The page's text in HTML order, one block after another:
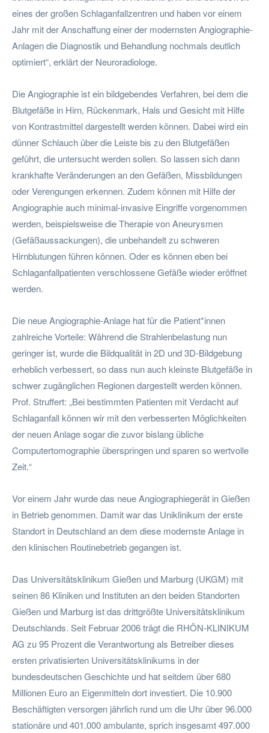
eines der großen Schlaganfallzentren und haben vor einem
Jahr mit der Anschaffung einer der modernsten Angiographie-
Anlagen die Diagnostik und Behandlung nochmals deutlich
optimiert“, erklärt der Neuroradiologe.
Die Angiographie ist ein bildgebendes Verfahren, bei dem die
Blutgefäße in Hirn, Rückenmark, Hals und Gesicht mit Hilfe
von Kontrastmittel dargestellt werden können. Dabei wird ein
dünner Schlauch über die Leiste bis zu den Blutgefäßen
geführt, die untersucht werden sollen. So lassen sich dann
krankhafte Veränderungen an den Gefäßen, Missbildungen
oder Verengungen erkennen. Zudem können mit Hilfe der
Angiographie auch minimal-invasive Eingriffe vorgenommen
werden, beispielsweise die Therapie von Aneurysmen
(Gefäßaussackungen), die unbehandelt zu schweren
Hirnblutungen führen können. Oder es können eben bei
Schlaganfallpatienten verschlossene Gefäße wieder eröffnet
werden.
Die neue Angiographie-Anlage hat für die Patient*innen
zahlreiche Vorteile: Während die Strahlenbelastung nun
geringer ist, wurde die Bildqualität in 2D und 3D-Bildgebung
erheblich verbessert, so dass nun auch kleinste Blutgefäße in
schwer zugänglichen Regionen dargestellt werden können.
Prof. Struffert: „Bei bestimmten Patienten mit Verdacht auf
Schlaganfall können wir mit den verbesserten Möglichkeiten
der neuen Anlage sogar die zuvor bislang übliche
Computertomographie überspringen und sparen so wertvolle
Zeit.“
Vor einem Jahr wurde das neue Angiographiegerät in Gießen
in Betrieb genommen. Damit war das Uniklinikum der erste
Standort in Deutschland an dem diese modernste Anlage in
den klinischen Routinebetrieb gegangen ist.
Das Universitätsklinikum Gießen und Marburg (UKGM) mit
seinen 86 Kliniken und Instituten an den beiden Standorten
Gießen und Marburg ist das drittgrößte Universitätsklinikum
Deutschlands. Seit Februar 2006 trägt die RHÖN-KLINIKUM
AG zu 95 Prozent die Verantwortung als Betreiber dieses
ersten privatisierten Universitätsklinikums in der
bundesdeutschen Geschichte und hat seitdem über 680
Millionen Euro an Eigenmitteln dort investiert. Die 10.900
Beschäftigten versorgen jährlich rund um die Uhr über 96.000
stationäre und 401.000 ambulante, sprich insgesamt 497.000